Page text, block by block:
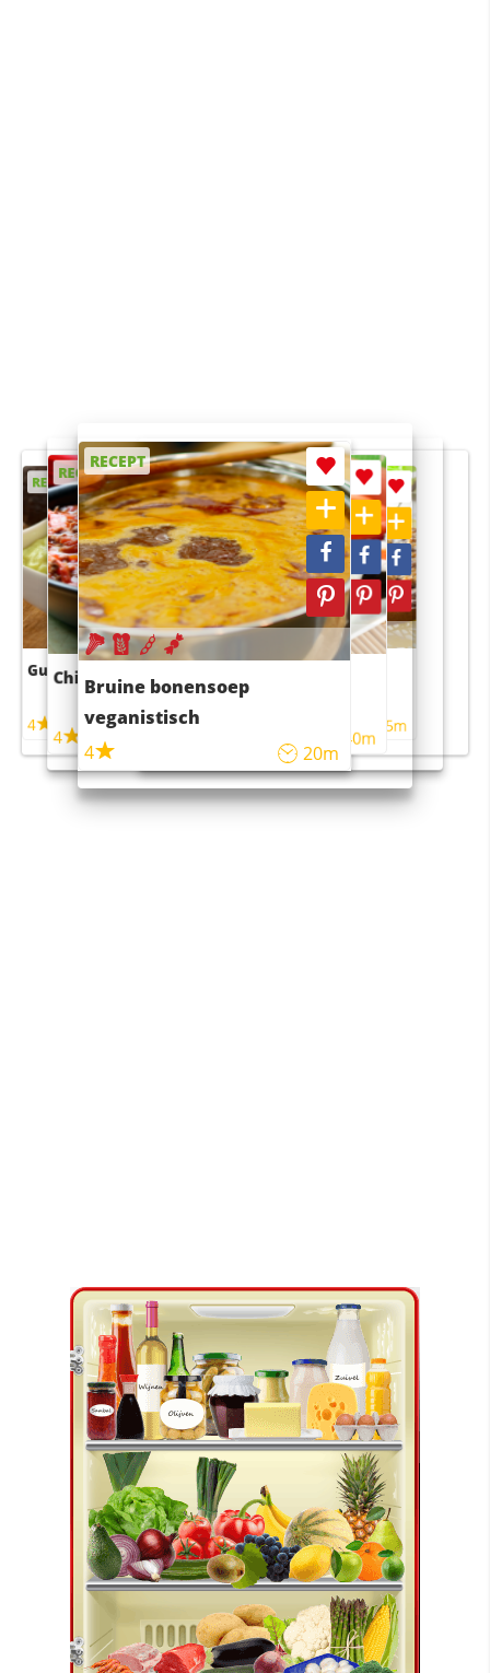
RECEPT
Guacamole
4
RECEPT
Chili con carne
4 45m
RECEPT
Bruine bonensoep
veganistisch
4
20m
RECEPT
Sushi rijstsalade
maaltijdsalade
40m
RECEPT
4 55m